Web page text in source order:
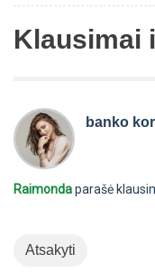
Klausimai
banko
Raimondaparašė
Atsakyti